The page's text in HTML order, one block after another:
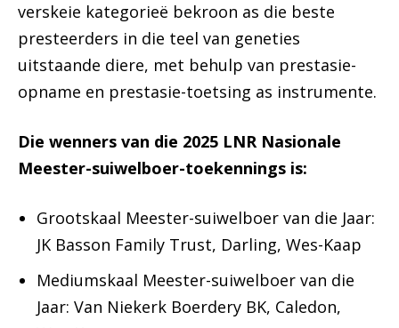
verskeie kategorieë bekroon as die beste
presteerders in die teel van geneties
uitstaande diere, met behulp van prestasie-
opname en prestasie-toetsing as instrumente.
Die wenners van die 2025 LNR Nasionale
Meester-suiwelboer-toekennings is:
Grootskaal Meester-suiwelboer van die Jaar:
JK Basson Family Trust, Darling, Wes-Kaap
Mediumskaal Meester-suiwelboer van die
Jaar: Van Niekerk Boerdery BK, Caledon,